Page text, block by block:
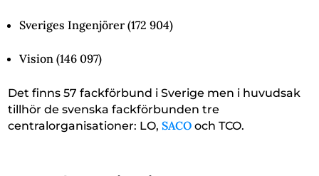
Sveriges Ingenjörer (172 904)
Vision (146 097)
Det finns 57 fackförbund i Sverige men i huvudsak
tillhör de svenska fackförbunden tre
centralorganisationer: LO,SACO och TCO.